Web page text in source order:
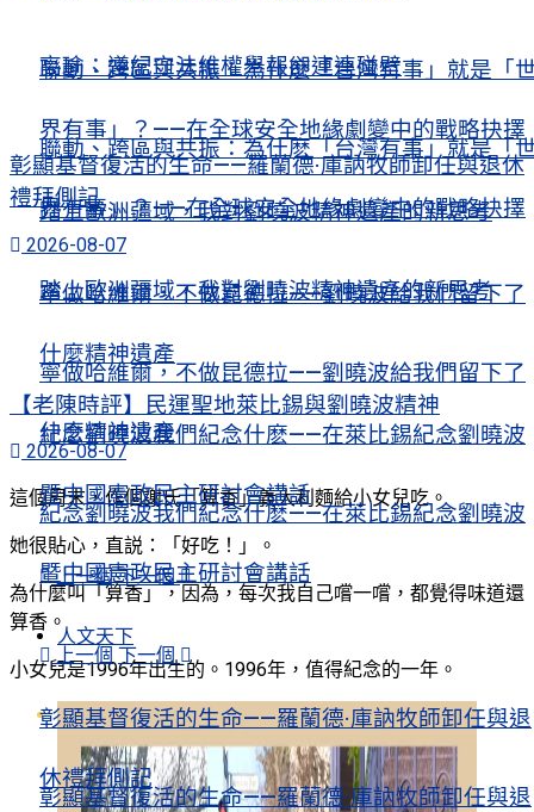
聯動、跨區與共振：為什麽「台灣有事」就是「
界有事」？——在全球安全地緣劇變中的戰略抉擇
踏上歐洲疆域，我對劉曉波精神遺產的新思考
寧做哈維爾，不做昆德拉——劉曉波給我們留下了
什麼精神遺產
紀念劉曉波我們紀念什麽——在萊比錫紀念劉曉波
暨中國憲政民主研討會講話
上一個 下一個
人文天下
彰顯基督復活的生命——羅蘭德·庫訥牧師卸任與退
休禮拜側記
高瑜：遵紀守法維權舉報卻連連碰壁
聯動、跨區與共振：為什麽「台灣有事」就是「
界有事」？——在全球安全地緣劇變中的戰略抉擇
踏上歐洲疆域，我對劉曉波精神遺產的新思考
寧做哈維爾，不做昆德拉——劉曉波給我們留下了
什麼精神遺產
紀念劉曉波我們紀念什麽——在萊比錫紀念劉曉波
暨中國憲政民主研討會講話
上一個 下一個
人文天下
彰顯基督復活的生命——羅蘭德·庫訥牧師卸任與退
彰顯基督復活的生命——羅蘭德·庫訥牧師卸任與退休
禮拜側記
2026-08-07
【老陳時評】民運聖地萊比錫與劉曉波精神
2026-08-07
這個周末，作個謝氏「算香」義大利麵給小女兒吃。
她很貼心，直説：「好吃！」。
為什麼叫「算香」，因為，每次我自己嚐一嚐，都覺得味道還
算香。
小女兒是1996年出生的。1996年，值得紀念的一年。